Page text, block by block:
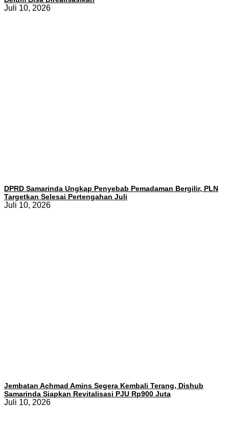
Juli 10, 2026
DPRD Samarinda Ungkap Penyebab Pemadaman Bergilir, PLN
Targetkan Selesai Pertengahan Juli
Juli 10, 2026
Jembatan Achmad Amins Segera Kembali Terang, Dishub
Samarinda Siapkan Revitalisasi PJU Rp900 Juta
Juli 10, 2026